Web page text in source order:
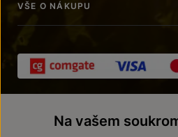
VŠE O NÁKUPU
Na vašem